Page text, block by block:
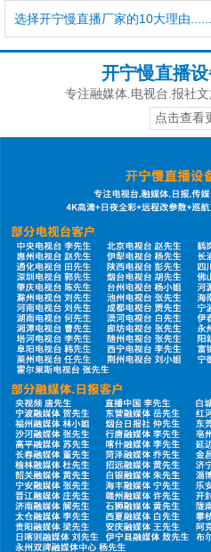
选择开宁慢直播厂家的10大理由......
开宁慢直播
专注融媒体.电视台.报社
点击查看